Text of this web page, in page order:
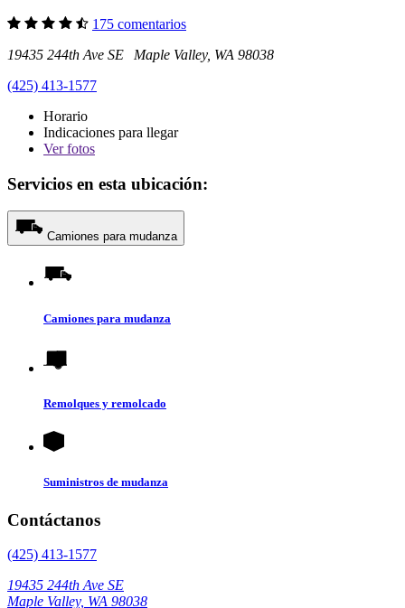
175 comentarios
19435 244th Ave SE Maple Valley, WA 98038
(425) 413-1577
Horario
Indicaciones para llegar
Verfotos
Servicios en esta ubicación:
Camiones para mudanza
Camiones para mudanza
Remolques y remolcado
Suministros de mudanza
Contáctanos
(425) 413-1577
19435 244th Ave SE
Maple Valley, WA 98038